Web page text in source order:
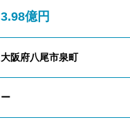
3.98億円
大阪府八尾市泉町
ー